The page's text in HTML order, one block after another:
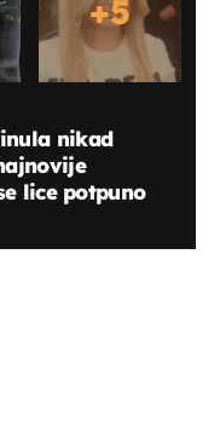
+5
nikad
lice potpuno